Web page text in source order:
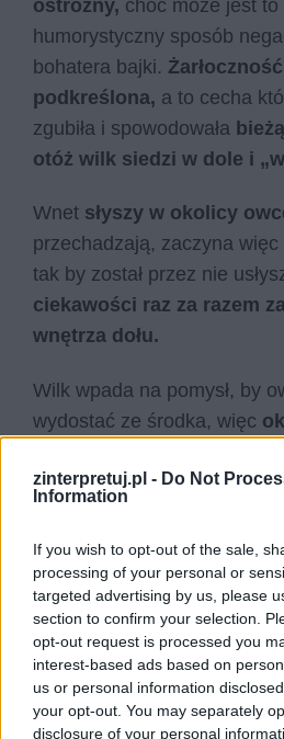
zinterpretuj.pl - Do Not
Information
If you wish to opt-out of the sale,
processing of your personal or
targeted advertising by us, please
section to confirm your selection.
opt-out request is processed you
interest-based ads based on
us or personal information
your opt-out. You may separately
disclosure of your personal
ostrożny, choć może jest to
humorystyczny sposób
bohatera bajki.
podkreślona, a to cecha
zgubiła i spowodowała
otóż wilk siedzi w dole i
Wnet słyszy w okolicy
przechadzają, zaczyna
tak by został przez nie
ciekawości raz za razem
wnętrza dołu.
Wilk wpada na pomysł, by
wydostać ze środka, więc
owiec.Owce namawiają go